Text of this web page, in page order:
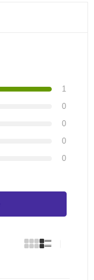
1
0
0
0
0